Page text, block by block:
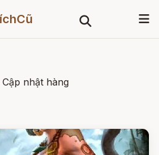
Cập nhật hàng